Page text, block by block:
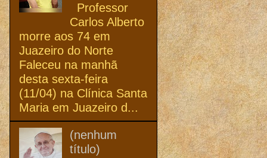
Professor
Carlos Alberto
morre aos 74 em
Juazeiro do Norte
Faleceu na manhã
desta sexta-feira
(11/04) na Clínica Santa
Maria em Juazeiro d...
(nenhum
título)